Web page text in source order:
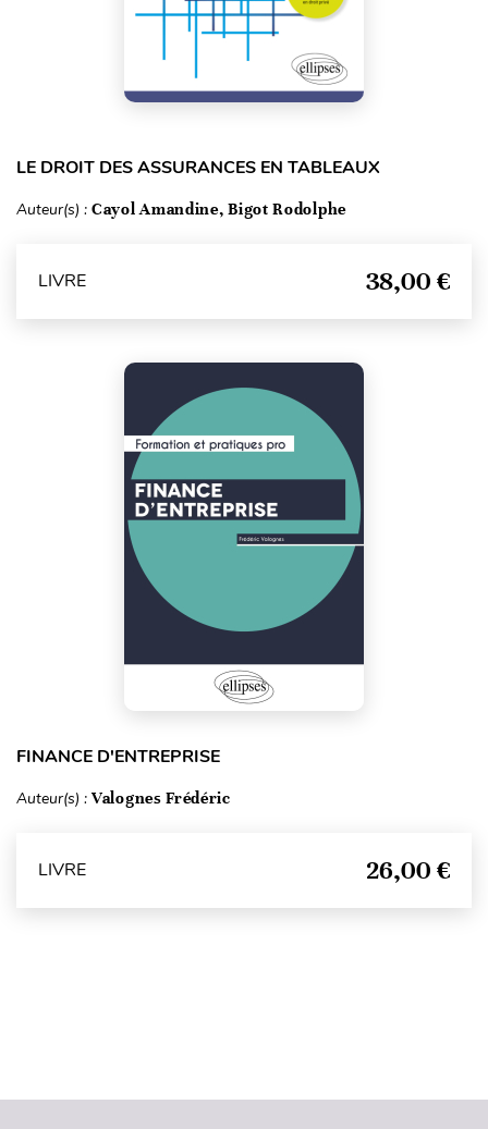
LE DROIT DES ASSURANCES EN TABLEAUX
Auteur(s) : Cayol Amandine, Bigot Rodolphe
LIVRE 38,00 €
FINANCE D'ENTREPRISE
Auteur(s) : Valognes Frédéric
LIVRE 26,00 €